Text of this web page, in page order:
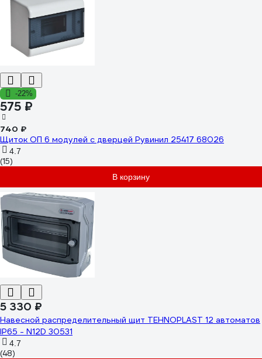
-22%
575 ₽
740 ₽
Щиток ОП 6 модулей с дверцей Рувинил 25417 68026
4.7
(15)
В корзину
5 330 ₽
Навесной распределительный щит TEHNOPLAST 12 автоматов
IP65 - N12D 30531
4.7
(48)